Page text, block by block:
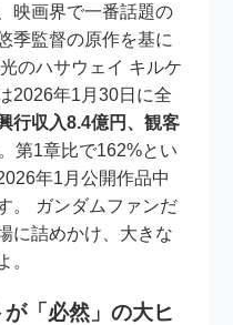
映画界で一番話題の
季監督の原作を基に
のハサウェイ キルケ
2026年1月30日に全
行収入8.4億円、観客
第1章比で162%とい
年1月公開作品中
。
ガンダムファンだ
に詰めかけ、大きな
。
「必然」の大ヒ